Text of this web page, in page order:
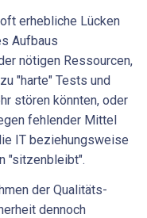
erhebliche Lücken
Aufbaus
nötigen Ressour­cen,
"harte" Tests und
stören könnten, oder
fehlender Mittel
IT beziehungsweise
"sitzenbleibt".
der Qualitäts­
dennoch